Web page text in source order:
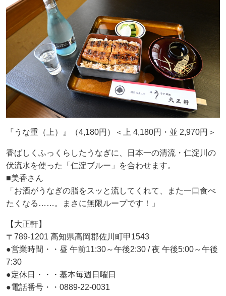
『うな重（上）』（4,180円）＜上 4,180円・並 2,970円＞
香ばしくふっくらしたうなぎに、日本一の清流・仁淀川の
伏流水を使った「仁淀ブルー」を合わせます。
■美香さん
「お酒がうなぎの脂をスッと流してくれて、また一口食べ
たくなる……。まさに無限ループです！」
【大正軒】
〒789-1201 高知県高岡郡佐川町甲1543
●営業時間・・昼 午前11:30～午後2:30 / 夜 午後5:00～午後
7:30
●定休日・・・基本毎週日曜日
●電話番号・・0889-22-0031